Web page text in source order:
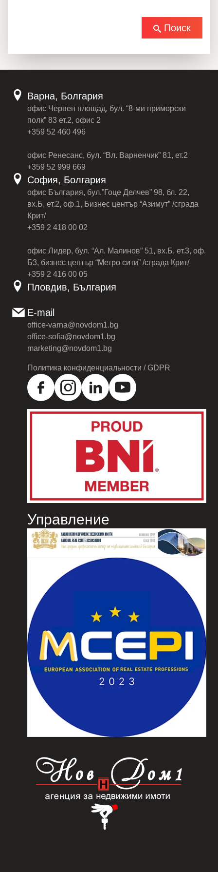
Поиск
Варна, Болгария
офис Червен площад, бул. “8-ми приморски
полк” 83 ет.2, офис 2
+359 52 460 496
офис Ренесанс, бул. “Вл. Варненчик” 81, ет.2
+359 52 999 669
София, Болгария
офис България, бул.”Гоце Делчев” 98, бл. 22,
вх.Б, ет.2, оф.1, Бизнес център “Азимут” /сграда
Крит/
+359 2 418 00 02
офис Лидер, бул. “Ал. Малинов” 51, вх.Б, ет.3, оф.
Б3, бизнес център “Метро сити” /сграда Крит/
+359 2 416 00 05
Пловдив, България
E-mail
office-varna@novdom1.bg
office-sofia@novdom1.bg
marketing@novdom1.bg
Политика конфиденциальности / GDPR
Управление